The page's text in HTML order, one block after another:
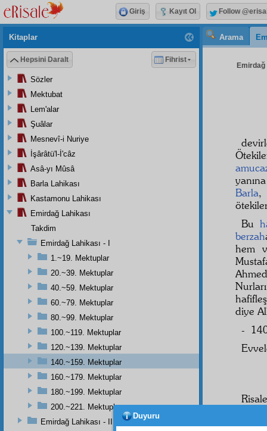
Arama
Emirdağ
Barla,
Bu
berzah
hem
diye
-
âlem-i
Kitaplar
Hepsini Daralt Fihrist
Sözler
Mektubat
Lem'alar
Şuâlar
Mesnevî-i Nuriye
İşârâtü'l-İ'câz
Asâ-yı Mûsâ
Barla Lahikası
Kastamonu Lahikası
Emirdağ Lahikası
Takdim
Emirdağ Lahikası - I
1.~19. Mektuplar
20.~39. Mektuplar
40.~59. Mektuplar
60.~79. Mektuplar
80.~99. Mektuplar
100.~119. Mektuplar
120.~139. Mektuplar
140.~159. Mektuplar
160.~179. Mektuplar
180.~199. Mektuplar
200.~221. Mektuplar
Emirdağ Lahikası - II
Giriş Kayıt Ol Follow
Duyuru